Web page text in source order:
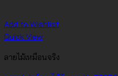
Add to Wishlist
Quick View
ลายไม้เหมือนจริง